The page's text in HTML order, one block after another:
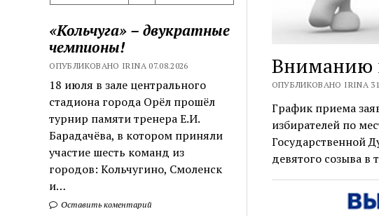
«Кольчуга» – двукратные
чемпионы!
ОПУБЛИКОВАНО IRINA 07.08.2026
18 июля в зале центрального
стадиона города Орёл прошёл
турнир памяти тренера Е.И.
Барадачёва, в котором приняли
участие шесть команд из
городов: Кольчугино, Смоленск
и…
Оставить коментарий
Вниманию
ОПУБЛИКОВАНО IRINA
График приема
избирателей по
Государственной
девятого созыва